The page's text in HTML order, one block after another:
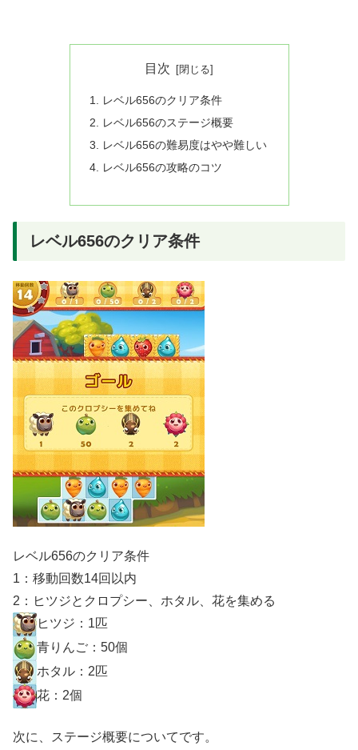
目次
レベル656のクリア条件
レベル656のステージ概要
レベル656の難易度はやや難しい
レベル656の攻略のコツ
レベル656のクリア条件
レベル656のクリア条件
1：移動回数14回以内
2：ヒツジとクロプシー、ホタル、花を集める
ヒツジ：1匹
青りんご：50個
ホタル：2匹
花：2個
次に、ステージ概要についてです。